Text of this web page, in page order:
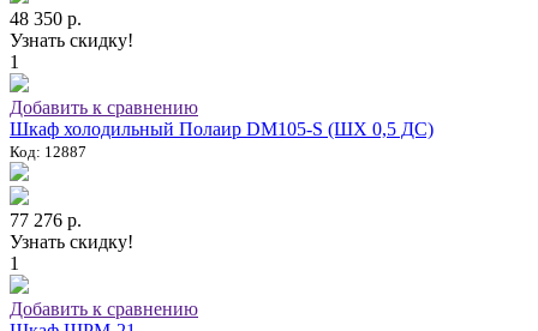
48 350 р.
Узнать скидку!
1
Добавить к сравнению
Шкаф холодильный Полаир DM105-S (ШХ 0,5 ДС)
Код: 12887
77 276 р.
Узнать скидку!
1
Добавить к сравнению